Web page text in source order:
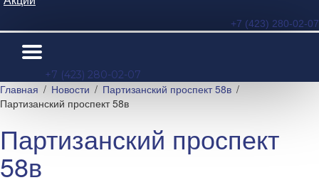
+7 (423) 280-02-07
+7 (423) 280-02-07
Главная Новости
Партизанский проспект 58в
Партизанский проспект 58в
Партизанский проспект
58в